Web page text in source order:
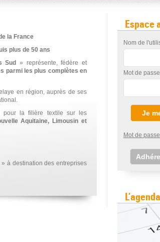
la France
plus de 50 ans
Sud
» représente, fédère et
parmi les plus complètes en
en région, auprès de ses
pour la filière textile sur les
Aquitaine, Limousin et
» à destination des entreprises
Espace
Nom de
Mot de passe
Mot de